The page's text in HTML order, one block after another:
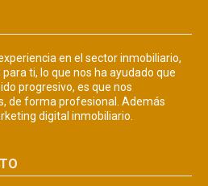
en el sector inmobiliario,
ti, lo que nos ha ayudado que
progresivo, es que nos
de forma profesional. Además
digital inmobiliario.